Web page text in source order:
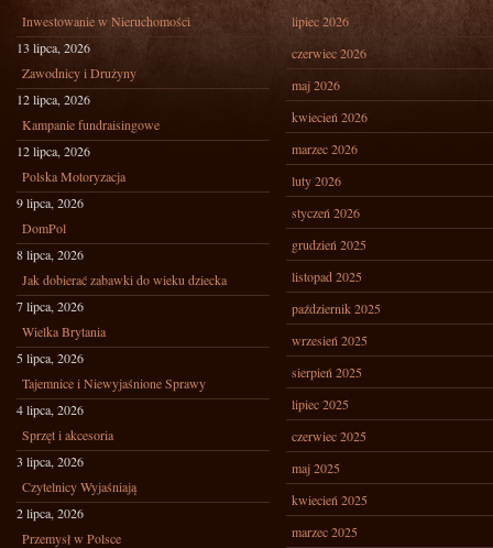
Inwestowanie w Nieruchomości
13 lipca, 2026
Zawodnicy i Drużyny
12 lipca, 2026
Kampanie fundraisingowe
12 lipca, 2026
Polska Motoryzacja
9 lipca, 2026
DomPol
8 lipca, 2026
Jak dobierać zabawki do wieku dziecka
7 lipca, 2026
Wielka Brytania
5 lipca, 2026
Tajemnice i Niewyjaśnione Sprawy
4 lipca, 2026
Sprzęt i akcesoria
3 lipca, 2026
Czytelnicy Wyjaśniają
2 lipca, 2026
Przemysł w Polsce
lipiec 2026
czerwiec 2026
maj 2026
kwiecień 2026
marzec 2026
luty 2026
styczeń 2026
grudzień 2025
listopad 2025
październik 2025
wrzesień 2025
sierpień 2025
lipiec 2025
czerwiec 2025
maj 2025
kwiecień 2025
marzec 2025